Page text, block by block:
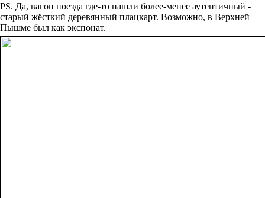
PS. Да, вагон поезда где-то нашли более-менее аутентичный -
старый жёсткий деревянный плацкарт. Возможно, в Верхней
Пышме был как экспонат.